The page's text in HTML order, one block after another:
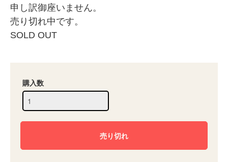
申し訳御座いません。
売り切れ中です。
SOLD OUT
購入数